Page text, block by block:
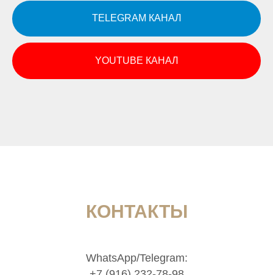
TELEGRAM КАНАЛ
YOUTUBE КАНАЛ
КОНТАКТЫ
WhatsApp/Telegram: